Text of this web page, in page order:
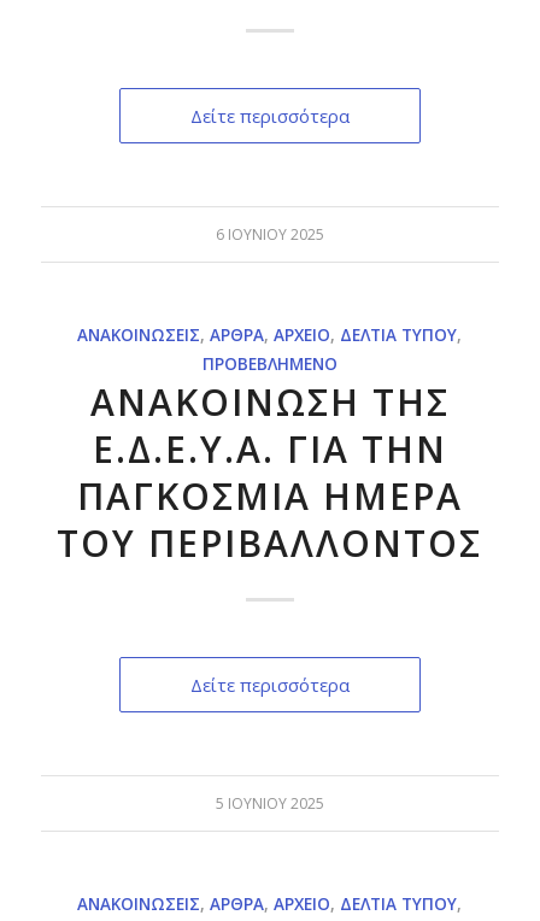
Δείτε περισσότερα
6 ΙΟΥΝΊΟΥ 2025
ΑΝΑΚΟΙΝΏΣΕΙΣ,ΆΡΘΡΑ,ΑΡΧΕΊΟ, ΔΕΛΤΊΑ ΤΎΠΟΥ,
ΠΡΟΒΕΒΛΗΜΈΝΟ
ΑΝΑΚΟΙΝΩΣΗ ΤΗΣ
Ε.Δ.Ε.Υ.Α. ΓΙΑ ΤΗΝ
ΠΑΓΚΟΣΜΙΑ ΗΜΕΡΑ
ΤΟΥ ΠΕΡΙΒΑΛΛΟΝΤΟΣ
Δείτε περισσότερα
5 ΙΟΥΝΊΟΥ 2025
ΑΝΑΚΟΙΝΏΣΕΙΣ,ΆΡΘΡΑ,ΑΡΧΕΊΟ, ΔΕΛΤΊΑ ΤΎΠΟΥ,